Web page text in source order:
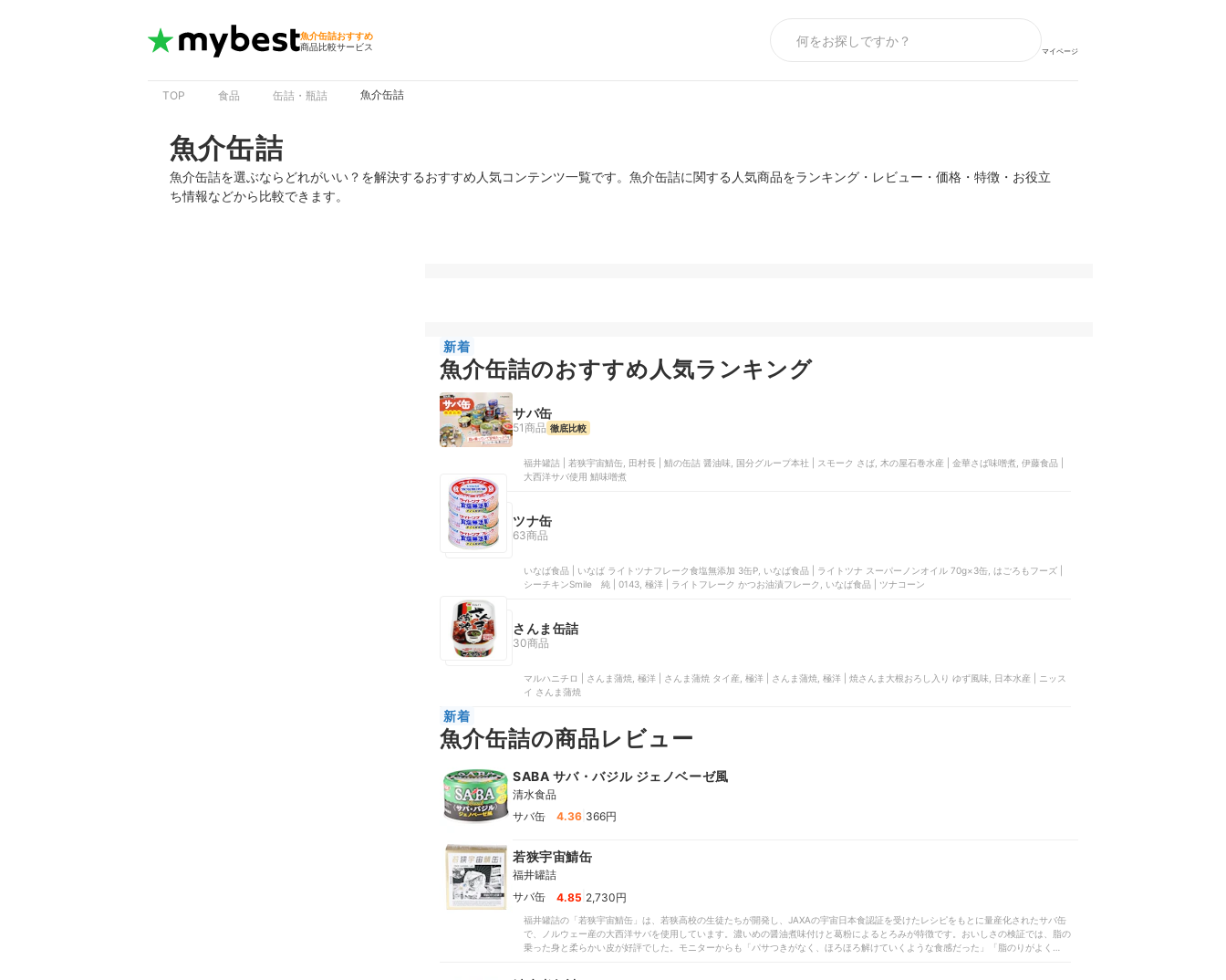
魚介缶詰おすすめ
商品比較サービス
マイページ
TOP 食品 缶詰・瓶詰 魚介缶詰
魚介缶詰
魚介缶詰を選ぶならどれがいい？を解決するおすすめ人気コンテンツ一覧です。魚介缶詰に関する人気商品をランキング・レビュー・価格・特徴・お役立
ち情報などから比較できます。
新着
魚介缶詰のおすすめ人気ランキング
サバ缶
51商品 徹底比較
福井罐詰 | 若狭宇宙鯖缶, 田村長 | 鯖の缶詰 醤油味, 国分グループ本社 | スモーク さば, 木の屋石巻水産 | 金華さば味噌煮, 伊藤食品 |
大西洋サバ使用 鯖味噌煮
ツナ缶
63商品
いなば食品 | いなば ライトツナフレーク食塩無添加 3缶P, いなば食品 | ライトツナ スーパーノンオイル 70g×3缶, はごろもフーズ |
シーチキンSmile 純 | 0143, 極洋 | ライトフレーク かつお油漬フレーク, いなば食品 | ツナコーン
さんま缶詰
30商品
マルハニチロ | さんま蒲焼, 極洋 | さんま蒲焼 タイ産, 極洋 | さんま蒲焼, 極洋 | 焼さんま大根おろし入り ゆず風味, 日本水産 | ニッス
イ さんま蒲焼
新着
魚介缶詰の商品レビュー
SABA サバ・バジル ジェノベーゼ風
清水食品
サバ缶
4.36 366円
若狭宇宙鯖缶
福井罐詰
サバ缶
4.85 2,730円
福井罐詰の「若狭宇宙鯖缶」は、若狭高校の生徒たちが開発し、JAXAの宇宙日本食認証を受けたレシピをもとに量産化されたサバ缶
で、ノルウェー産の大西洋サバを使用しています。濃いめの醤油煮味付けと葛粉によるとろみが特徴です。おいしさの検証では、脂の
乗った身と柔らかい皮が好評でした。モニターからも「パサつきがなく、ほろほろ解けていくような食感だった」「脂のりがよく、ジ